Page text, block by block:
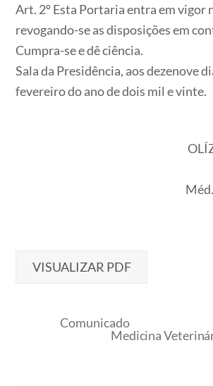
Art. 2º Esta Portaria entra em vigor
revogando-se as disposições em
Cumpra-se e dê ciência.
Sala da Presidência, aos dezenove
fevereiro do ano de dois mil e vinte.
VISUALIZAR PDF
Comunicado
Medicina